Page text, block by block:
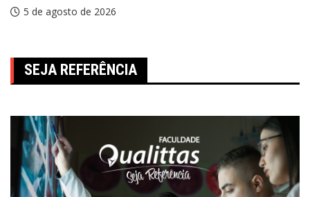
5 de agosto de 2026
SEJA REFERÊNCIA